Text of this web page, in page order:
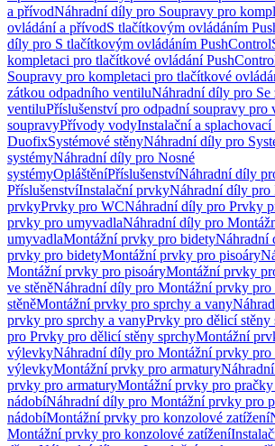
a přívodNáhradní díly pro Soupravy pro
ovládání a přívodS tlačítkovým ovládáním
díly pro S tlačítkovým ovládáním PushControl
kompletaci pro tlačítkové ovládání
Soupravy pro kompletaci pro tlačítkové
zátkou odpadního ventiluNáhradní díly pro Se
ventiluPříslušenství pro odpadní soupravy pro
soupravyPřívody vodyInstalační a splachovací
DuofixSystémové stěnyNáhradní díly pro
systémyNáhradní díly pro Nosné
systémyOpláštěníPříslušenstvíNáhradní díly
PříslušenstvíInstalační prvkyNáhradní díly pro
prvkyPrvky pro WCNáhradní díly pro Prvky
prvky pro umyvadlaNáhradní díly pro
umyvadlaMontážní prvky pro bidetyNáhradní
prvky pro bidetyMontážní prvky pro pisoáry
Montážní prvky pro pisoáryMontážní prvky
ve stěněNáhradní díly pro Montážní prvky pro
stěněMontážní prvky pro sprchy a vany
prvky pro sprchy a vanyPrvky pro dělicí stěny
pro Prvky pro dělicí stěny sprchyMontážní
výlevkyNáhradní díly pro Montážní prvky pro
výlevkyMontážní prvky pro armatury
prvky pro armaturyMontážní prvky pro
nádobíNáhradní díly pro Montážní prvky pro
nádobíMontážní prvky pro konzolové zatížení
Montážní prvky pro konzolové zatížení